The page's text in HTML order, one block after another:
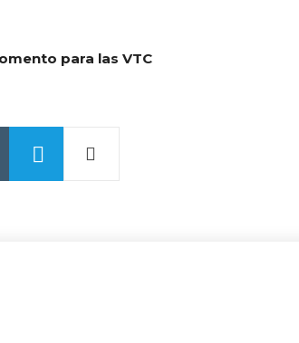
para las VTC